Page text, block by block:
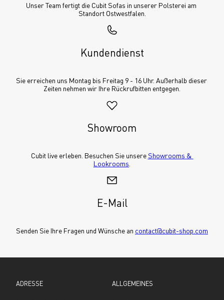
Unser Team fertigt die Cubit Sofas in unserer Polsterei am
Standort Ostwestfalen.
Kundendienst
Sie erreichen uns Montag bis Freitag 9 - 16 Uhr. Außerhalb dieser
Zeiten nehmen wir Ihre Rückrufbitten entgegen.
Showroom
Cubit live erleben. Besuchen Sie unsere Showrooms &
Lookrooms
E-Mail
Senden Sie Ihre Fragen und Wünsche an contact@cubit-shop.com
ADRESSE ALLGEMEINES